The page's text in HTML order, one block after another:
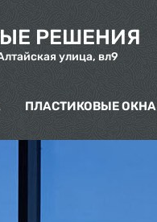
РЕШЕНИЯ
улица, вл9
ПЛАСТИКОВЫЕ ОКНА